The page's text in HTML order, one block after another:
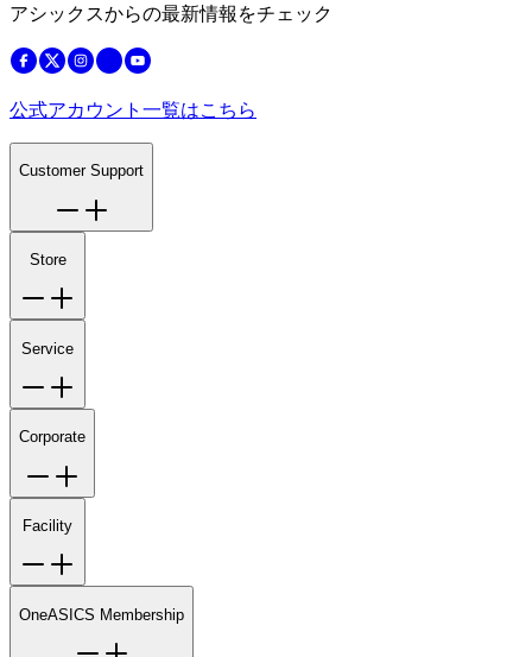
アシックスからの最新情報をチェック
公式アカウント一覧はこちら
Customer Support
Store
Service
Corporate
Facility
OneASICS Membership